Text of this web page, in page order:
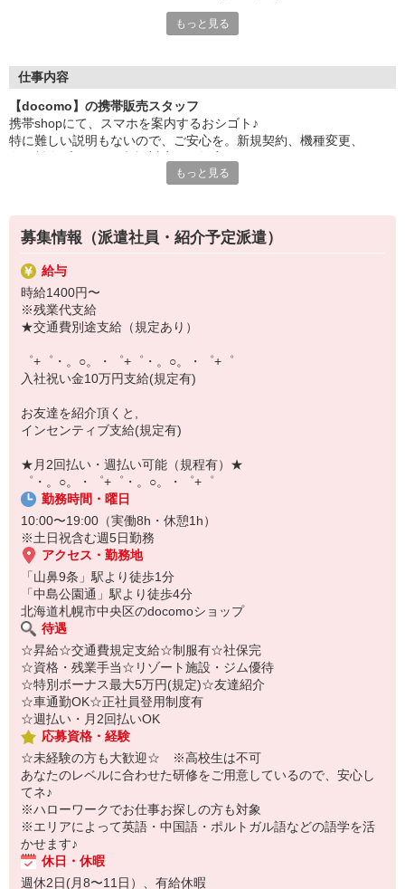
でも心配ご無用！
お互いに教え合ったり、フォローしあったりする
和気あいあいとした人間関係がある店舗ばかり！
皆で一緒にステップアップしましょう♪
【選べるお仕事いろいろ】
▼オフィスワーク
事務、経理、データ入力、コールセンター、受付
▼工場・製造・軽作業系
機械/食品製造・梱包・仕分け・加工・組立・検査
▼美容系
眉毛サロンのアイブロウ・ネイリスト・エステ
▼営業・販売
法人営業・アパレル販売・個別指導塾・人材紹介
▼人気案件も多数♪
短期・期間限定・オープニング・官公庁案件
上場/優良/大手企業など
【スマホ面接実施中】
￣￣￣￣￣￣￣￣￣
自宅に居ながらスマホでカンタン面接OK！
オンライン面談なのでスピード対応。
もっと見る
仕事内容
【docomo】の携帯販売スタッフ
携帯shopにて、スマホを案内するおシゴト♪
特に難しい説明もないので、ご安心を。新規契約、機種変更、
満足度◎
■携帯やインターネット販売業務
docomo(ドコモ)/au(エーユー)・KDDI/softbank(ソフトバンク)など
の大手キャリアから
ワイモバイル(Y!mobille)、楽天モバイル、UQなど格安スマホまで幅
広く紹介可能♪
もっと見る
募集情報（派遣社員・紹介予定派遣）
給与
時給1400円〜
※残業代支給
★交通費別途支給（規定あり）
゜+゜・。○。・゜+゜・。○。・゜+゜
入社祝い金10万円支給(規定有)
お友達を紹介頂くと,
インセンティブ支給(規定有)
★月2回払い・週払い可能（規程有）★
゜・。○。・゜+゜・。○。・゜+゜
勤務時間・曜日
10:00〜19:00（実働8h・休憩1h）
※土日祝含む週5日勤務
アクセス・勤務地
「山鼻9条」駅より徒歩1分
「中島公園通」駅より徒歩4分
北海道札幌市中央区のdocomoショップ
待遇
☆昇給☆交通費規定支給☆制服有☆社保完
☆資格・残業手当☆リゾート施設・ジム優待
☆特別ボーナス最大5万円(規定)☆友達紹介
☆車通勤OK☆正社員登用制度有
☆週払い・月2回払いOK
応募資格・経験
☆未経験の方も大歓迎☆ ※高校生は不可
あなたのレベルに合わせた研修をご用意しているので、安心し
てネ♪
※ハローワークでお仕事お探しの方も対象
※エリアによって英語・中国語・ポルトガル語などの語学を活
かせます♪
休日・休暇
週休2日(月8〜11日）、有給休暇